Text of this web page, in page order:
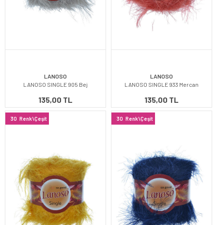
LANOSO
LANOSO SINGLE 905 Bej
135,00 TL
LANOSO
LANOSO SINGLE 933 Mercan
135,00 TL
30 Renk\Çeşit 30 Renk\Çeşit